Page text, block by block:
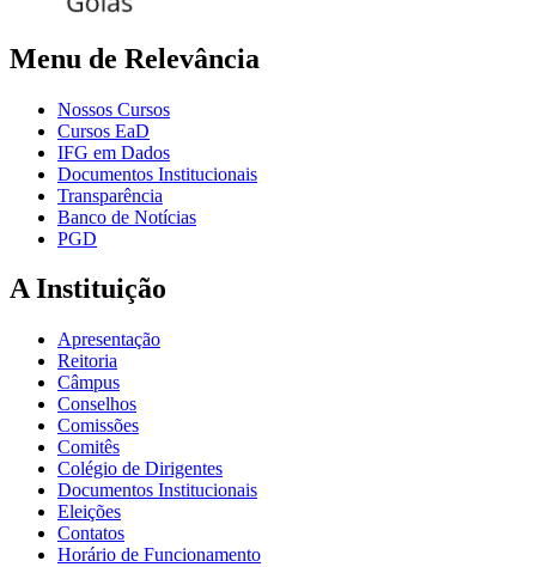
Menu de Relevância
Nossos Cursos
Cursos EaD
IFG em Dados
Documentos Institucionais
Transparência
Banco de Notícias
PGD
A Instituição
Apresentação
Reitoria
Câmpus
Conselhos
Comissões
Comitês
Colégio de Dirigentes
Documentos Institucionais
Eleições
Contatos
Horário de Funcionamento